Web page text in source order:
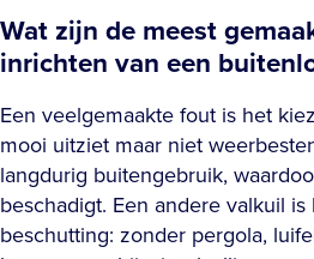
Wat zijn de meest
inrichten van een
Een veelgemaakte fout is het
mooi uitziet maar niet
langdurig buitengebruik,
beschadigt. Een andere valkuil
beschutting: zonder pergola,